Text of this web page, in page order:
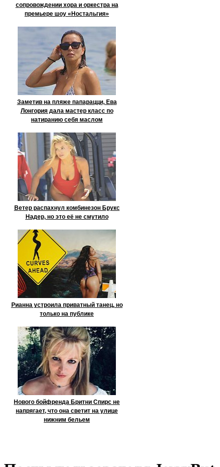
сопровождении хора и оркестра на
премьере шоу «Ностальгия»
Заметив на пляже папарацци, Ева
Лонгория дала мастер класс по
натиранию себя маслом
Ветер распахнул комбинезон Брукс
Надер, но это её не смутило
Рианна устроила приватный танец, но
только на публике
Нового бойфренда Бритни Спирс не
напрягает, что она светит на улице
нижним бельем